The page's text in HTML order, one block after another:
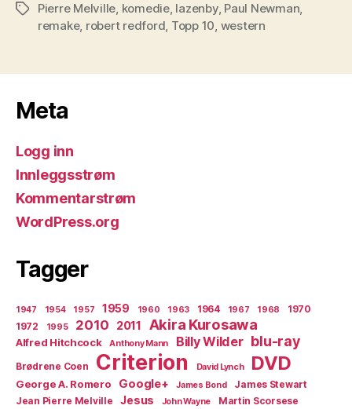
StikkordPierre Melville, komedie, lazenby, Paul Newman,
remake, robert redford, Topp 10, western
Meta
Logg inn
Innleggsstrøm
Kommentarstrøm
WordPress.org
Tagger
1947 1954 1957 1959 1960 1963 1964 1967 1968
1970
1972
1995 2010 2011 Akira Kurosawa
Alfred Hitchcock Anthony Mann Billy Wilder blu-ray
Brødrene Coen Criterion David Lynch DVD
George A. Romero Google+ James Bond
James Stewart
Jean Pierre Melville
Jesus John Wayne
Martin Scorsese